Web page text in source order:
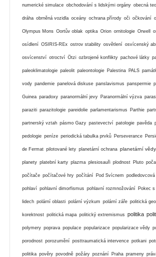
numerické simulace obchodování s lidskými orgány obecná
dráha obrněná vozidla oceány ochrana přírody oči očkování
Olympus Mons Oortův oblak optika Orion ornitologie Orwell
osídlení OSIRIS-REx ostrov stability osvětlení osvícenský
osvícenství otroctví Ötzi ozbrojené konflikty pachové látky
paleoklimatologie paleolit paleontologie Palestina PALS
vody pandemie panelová diskuse panslavismus panspermie
Guinea paradoxy paranormální jevy Paranormální výzva
paraziti parazitologie pareidolie parlamentarismus Parthie
partnerský vztah pásmo Gazy pastevectví patologie pavěda
pedologie peníze periodická tabulka prvků Perseverance
de Fermat pilotované lety planetární ochrana planetární vědy
planety platební karty plazma plesiosauři plodnost Pluto
počítače počítačové hry počítání Pod Svícnem podledovcová
pohlaví pohlavní dimorfismus pohlavní rozmnožování Pokec
lidech polární oblasti polární výzkum polární záře politická
korektnost politická mapa politický extremismus politika
polymery poprava populace popularizace popularizace vědy
porodnost porozumění posttraumatická intervence potkani
politika pověry povodně požáry poznání Praha prameny